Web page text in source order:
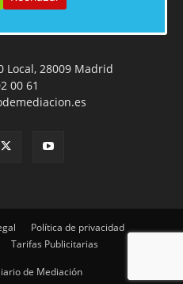
Local, 28009 Madrid
00 61
Política de privacidad
Tarifas Publicitarias
de Mediación